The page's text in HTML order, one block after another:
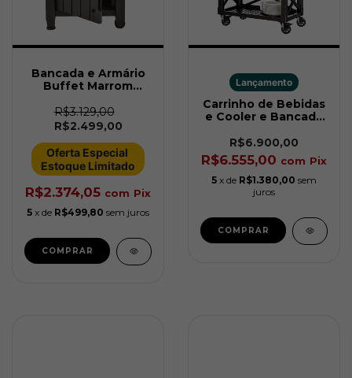
Bancada e Armário
Buffet Marrom
R$3.129,00
R$2.499,00
Oferta Especial
Estoque Limitado
R$2.374,05 com Pix
5 x de R$499,80 sem juros
Lançamento
Carrinho de Bebidas
e Cooler e Bancada
Keter
R$6.900,00
R$6.555,00 com Pix
5 x de R$1.380,00 sem
juros